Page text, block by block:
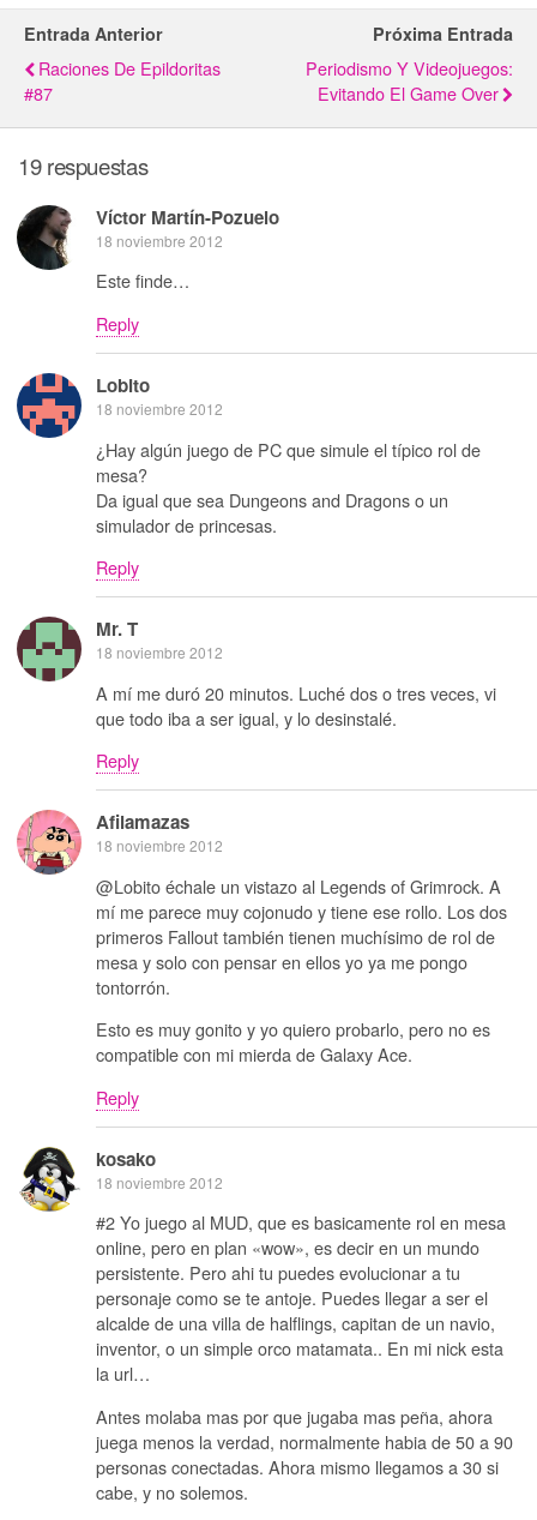
Entrada Anterior
Raciones De Epildoritas
#87
Próxima Entrada
Periodismo Y Videojuegos:
Evitando El Game Over
19 respuestas
Víctor Martín-Pozuelo
18 noviembre 2012
Este finde…
Reply
Lobito
18 noviembre 2012
¿Hay algún juego de PC que simule el típico rol de
mesa?
Da igual que sea Dungeons and Dragons o un
simulador de princesas.
Reply
Mr. T
18 noviembre 2012
A mí me duró 20 minutos. Luché dos o tres veces, vi
que todo iba a ser igual, y lo desinstalé.
Reply
Afilamazas
18 noviembre 2012
@Lobito échale un vistazo al Legends of Grimrock. A
mí me parece muy cojonudo y tiene ese rollo. Los dos
primeros Fallout también tienen muchísimo de rol de
mesa y solo con pensar en ellos yo ya me pongo
tontorrón.
Esto es muy gonito y yo quiero probarlo, pero no es
compatible con mi mierda de Galaxy Ace.
Reply
kosako
18 noviembre 2012
#2 Yo juego al MUD, que es basicamente rol en mesa
online, pero en plan «wow», es decir en un mundo
persistente. Pero ahi tu puedes evolucionar a tu
personaje como se te antoje. Puedes llegar a ser el
alcalde de una villa de halflings, capitan de un navio,
inventor, o un simple orco matamata.. En mi nick esta
la url…
Antes molaba mas por que jugaba mas peña, ahora
juega menos la verdad, normalmente habia de 50 a 90
personas conectadas. Ahora mismo llegamos a 30 si
cabe, y no solemos.